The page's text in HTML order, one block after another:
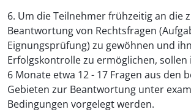
6. Um die Teilnehmer frühzeitig an die
Beantwortung von Rechtsfragen
Eignungsprüfung) zu gewöhnen und
Erfolgskontrolle zu ermöglichen, sollen
6 Monate etwa 12 - 17 Fragen aus den
Gebieten zur Beantwortung unter
Bedingungen vorgelegt werden.